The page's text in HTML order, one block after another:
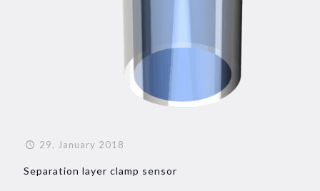
29. January 2018
Separation layer clamp sensor